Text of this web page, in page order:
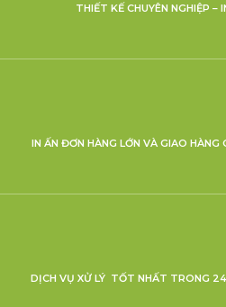
THIẾT KẾ CHUYÊN NGHIỆP –
IN ẤN ĐƠN HÀNG LỚN VÀ GIAO HÀNG
DỊCH VỤ XỬ LÝ TỐT NHẤT TRONG